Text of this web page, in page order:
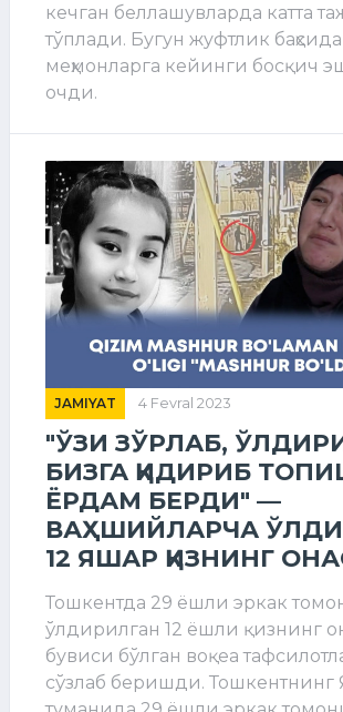
кечган беллашувларда катта
тўплади. Бугун жуфтлик
меҳмонларга кейинги босқич
очди.
JAMIYAT 4 Fevral 2023
"ЎЗИ ЗЎРЛАБ,
БИЗГА ҚИДИРИБ
ЁРДАМ БЕРДИ" —
ВАҲШИЙЛАРЧА
12 ЯШАР ҚИЗНИНГ
Тошкентда 29 ёшли эркак
ўлдирилган 12 ёшли қизнинг
бувиси бўлган воқеа
сўзлаб беришди. Тошкентнинг